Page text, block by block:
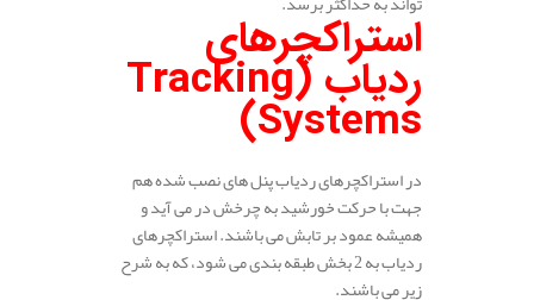
استراکچرهای
ردیاب (Tracking
Systems)
در استراکچرهای ردیاب پنل های نصب شده هم
جهت با حرکت خورشید به چرخش در می آید و
همیشه عمود بر تابش می باشند. استراکچرهای
ردیاب به 2 بخش طبقه بندی می شود، که به شرح
زیر می باشند.